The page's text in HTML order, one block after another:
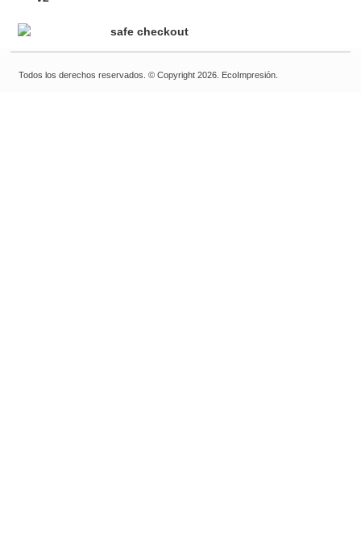
Todos los derechos reservados. © Copyright 2026. EcoImpresión.